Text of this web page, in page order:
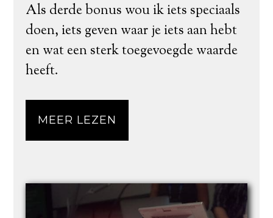
Als derde bonus wou ik iets speciaals
doen, iets geven waar je iets aan hebt
en wat een sterk toegevoegde waarde
heeft.
MEER LEZEN